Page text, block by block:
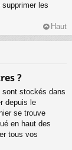
les
Haut
?
stockés dans
depuis le
se trouve
en haut des
tous vos